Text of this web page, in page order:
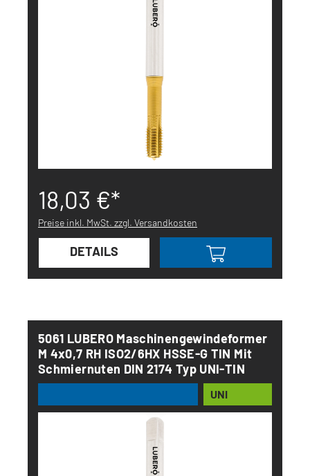
18,03 €*
Preise inkl. MwSt. zzgl. Versandkosten
DETAILS
5061 LUBERO Maschinengewindeformer
M 4x0,7 RH ISO2/6HX HSSE-G TIN Mit
Schmiernuten DIN 2174 Typ UNI-TIN
UNI